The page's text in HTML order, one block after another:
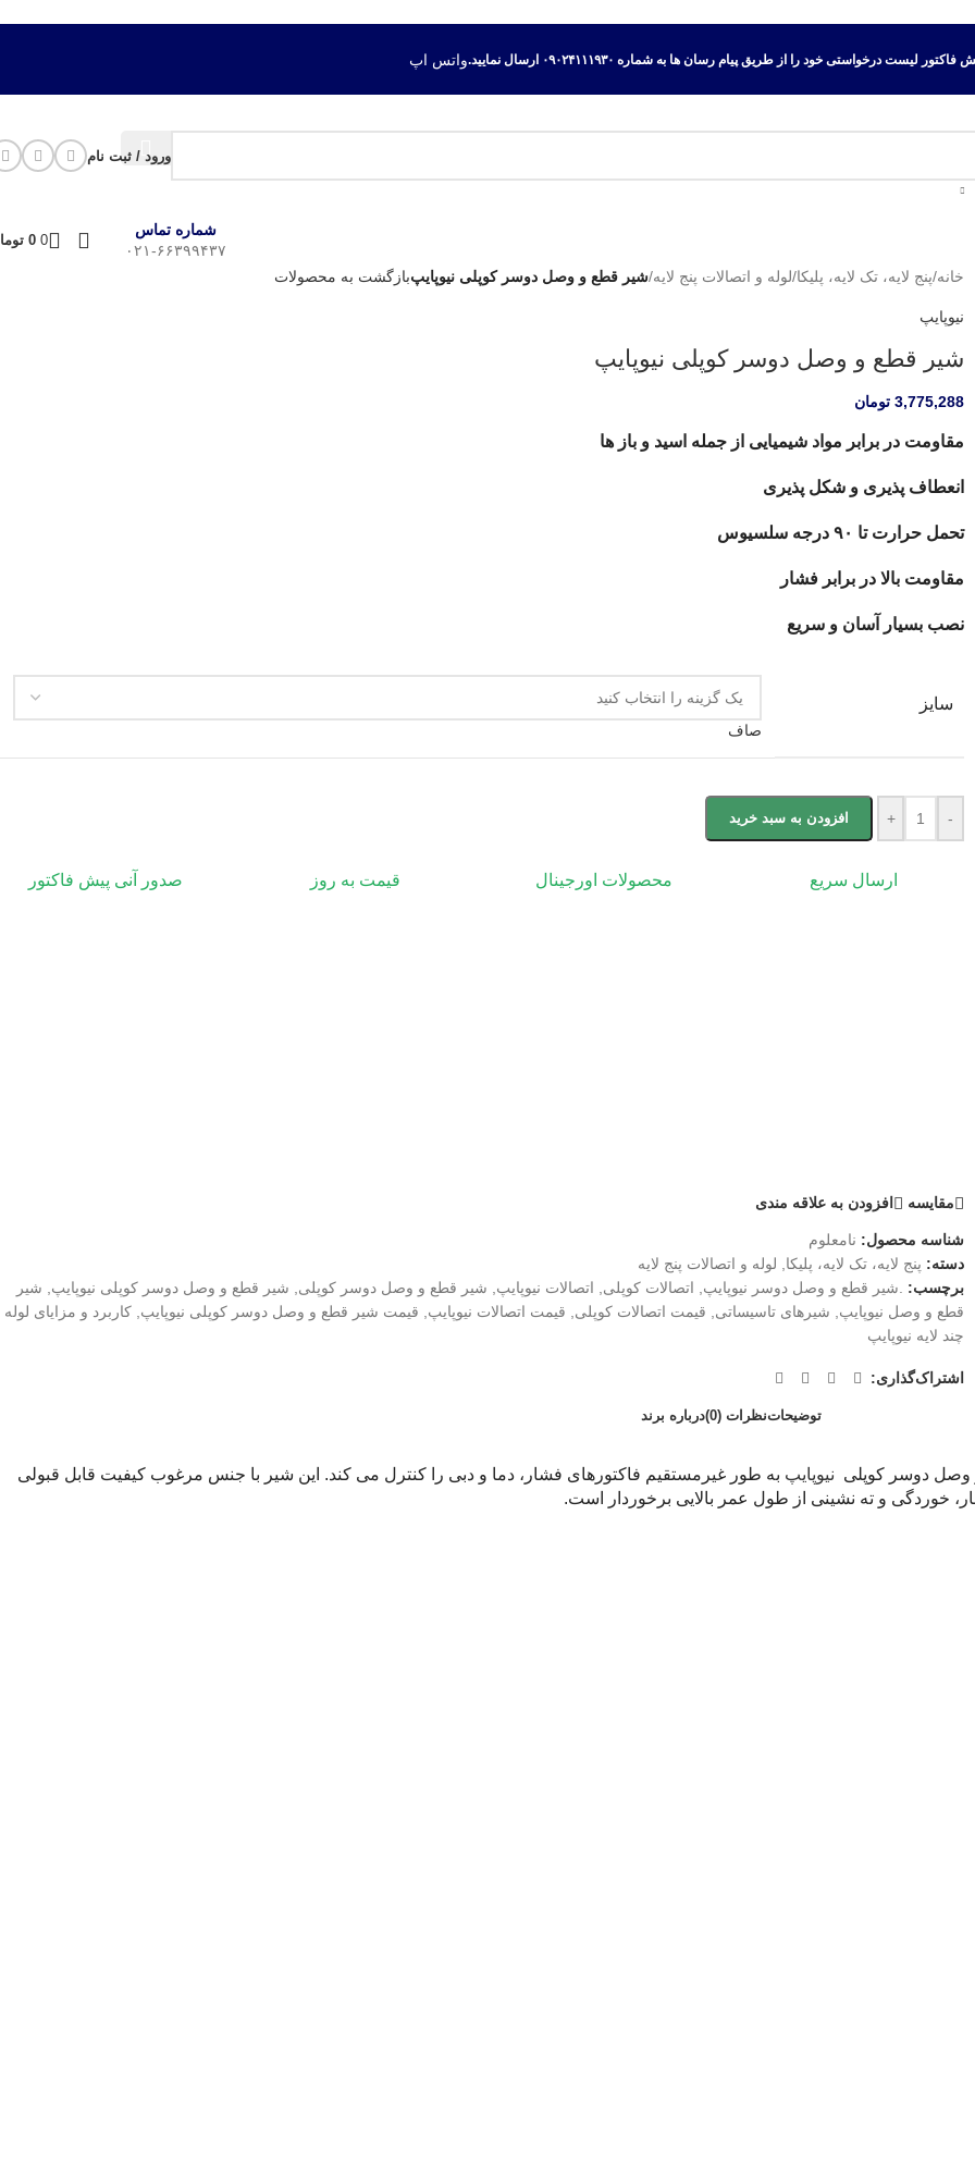
لیست درخواستی خود را از طریق پیام رسان ها به شماره ۰۹۰۲۴۱۱۱۹۳۰ ارسال نمایید. واتس اپ
ورود / ثبت نام
شماره تماس
۰۲۱-۶۶۳۹۹۴۳۷
0
0
خانه/پنج لایه، تک لایه، پلیکا/لوله و اتصالات پنج لایه/شیر قطع و وصل دوسر کوپلی نیوپایپبازگشت به محصولات
نیوپایپ
شیر قطع و وصل دوسر کوپلی نیوپایپ
3,775,288 تومان
مقاومت در برابر مواد شیمیایی از جمله اسید و باز ها
انعطاف پذیری و شکل پذیری
تحمل حرارت تا ۹۰ درجه سلسیوس
مقاومت بالا در برابر فشار
نصب بسیار آسان و سریع
سایز
صاف
-
+ افزودن به سبد خرید
صدور آنی پیش فاکتور قیمت به روز محصولات اورجینال ارسال سریع
مقايسه افزودن به علاقه مندی
شناسه محصول: نامعلوم
دسته: پنج لایه، تک لایه، پلیکا
لوله و اتصالات پنج لایه
برچسب:
.شیر قطع و وصل دوسر نیوپایپ اتصالات کوپلی اتصالات نیوپایپ شیر قطع و وصل دوسر کوپلی شیر قطع و وصل دوسر کوپلی نیوپایپ
شیر
قطع و وصل نیوپایپ
شیرهای تاسیساتی قیمت اتصالات کوپلی قیمت اتصالات نیوپایپ قیمت شیر قطع و وصل دوسر کوپلی نیوپایپ کاربرد و مزایای لوله
چند لایه نیوپایپ
اشتراک‌گذاری:
توضیحاتنظرات (0) درباره برند
وصل دوسر کوپلی نیوپایپ به طور غیرمستقیم فاکتورهای فشار، دما و دبی را کنترل می کند. این شیر با جنس مرغوب کیفیت قابل قبولی
خوردگی و ته نشینی از طول عمر بالایی برخوردار است.